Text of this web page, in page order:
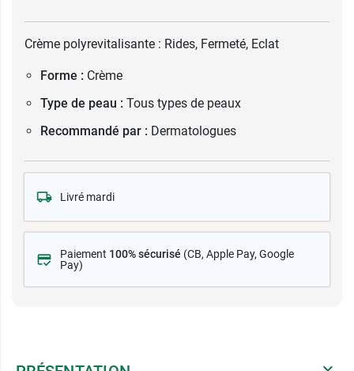
Crème polyrevitalisante : Rides, Fermeté, Eclat
Forme : Crème
Type de peau : Tous types de peaux
Recommandé par : Dermatologues
Livré mardi
Paiement 100% sécurisé (CB, Apple Pay, Google
Pay)